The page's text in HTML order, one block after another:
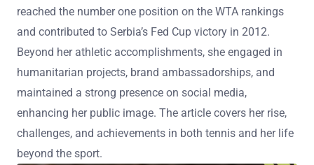
reached the number one position on the WTA rankings
and contributed to Serbia’s Fed Cup victory in 2012.
Beyond her athletic accomplishments, she engaged in
humanitarian projects, brand ambassadorships, and
maintained a strong presence on social media,
enhancing her public image. The article covers her rise,
challenges, and achievements in both tennis and her life
beyond the sport.